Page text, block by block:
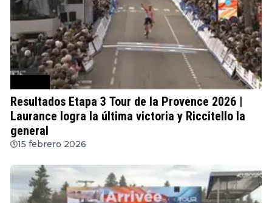
Resultados Etapa 3 Tour de la Provence 2026 |
Laurance logra la última victoria y Riccitello la
general
15 febrero 2026